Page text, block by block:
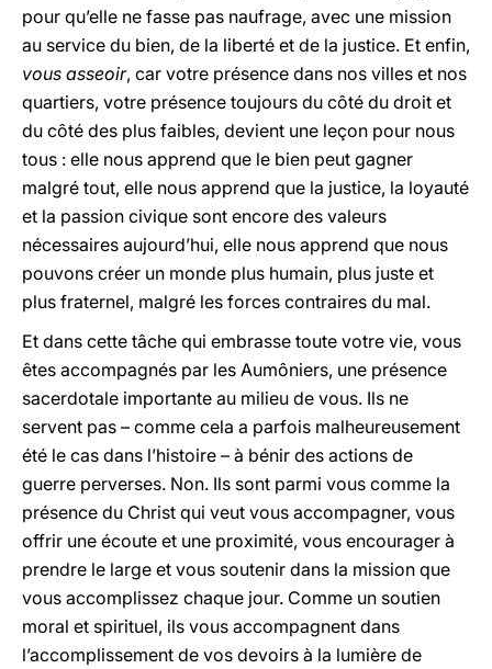
pour qu’elle ne fasse pas naufrage, avec une mission
au service du bien, de la liberté et de la justice. Et enfin,
vous asseoir, car votre présence dans nos villes et nos
quartiers, votre présence toujours du côté du droit et
du côté des plus faibles, devient une leçon pour nous
tous : elle nous apprend que le bien peut gagner
malgré tout, elle nous apprend que la justice, la loyauté
et la passion civique sont encore des valeurs
nécessaires aujourd’hui, elle nous apprend que nous
pouvons créer un monde plus humain, plus juste et
plus fraternel, malgré les forces contraires du mal.
Et dans cette tâche qui embrasse toute votre vie, vous
êtes accompagnés par les Aumôniers, une présence
sacerdotale importante au milieu de vous. Ils ne
servent pas – comme cela a parfois malheureusement
été le cas dans l’histoire – à bénir des actions de
guerre perverses. Non. Ils sont parmi vous comme la
présence du Christ qui veut vous accompagner, vous
offrir une écoute et une proximité, vous encourager à
prendre le large et vous soutenir dans la mission que
vous accomplissez chaque jour. Comme un soutien
moral et spirituel, ils vous accompagnent dans
l’accomplissement de vos devoirs à la lumière de